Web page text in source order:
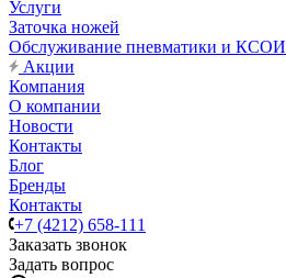
Услуги
Заточка ножей
Обслуживание пневматики и КСОИ
Акции
Компания
О компании
Новости
Контакты
Блог
Бренды
Контакты
+7 (4212) 658-111
Заказать звонок
Задать вопрос